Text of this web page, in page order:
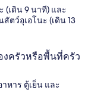
(เดิน 9 นาที) และ
ตว์อุเอโนะ (เดิน 13
งครัวหรือพื้นที่ครัว
หาร ตู้เย็น และ